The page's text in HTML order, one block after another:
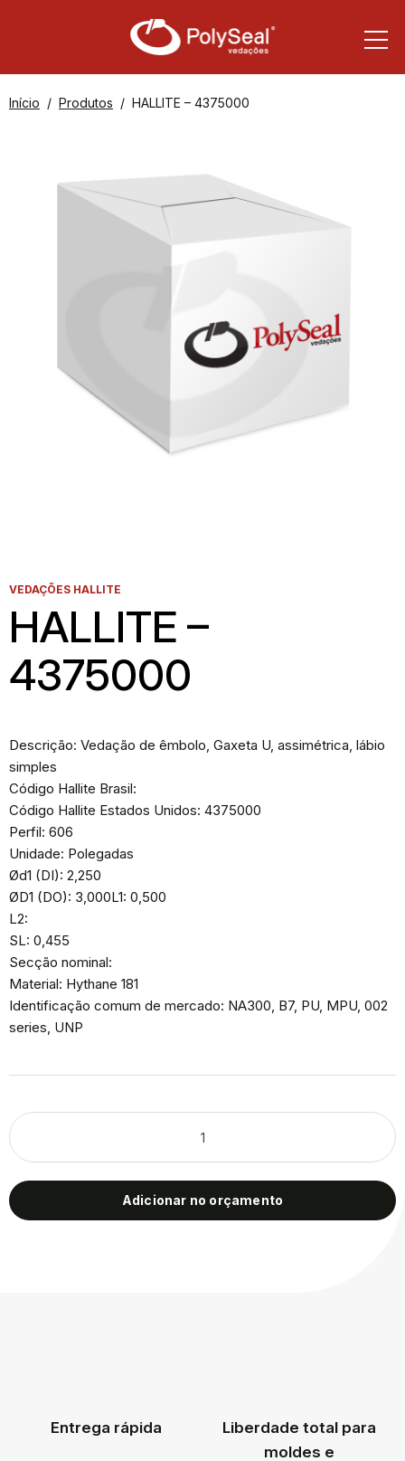
Início Produtos HALLITE – 4375000
VEDAÇÕES HALLITE
HALLITE –
4375000
Descrição: Vedação de êmbolo, Gaxeta U, assimétrica, lábio
simples
Código Hallite Brasil:
Código Hallite Estados Unidos: 4375000
Perfil: 606
Unidade: Polegadas
Ød1 (DI): 2,250
ØD1 (DO): 3,000L1: 0,500
L2:
SL: 0,455
Secção nominal:
Material: Hythane 181
Identificação comum de mercado: NA300, B7, PU, MPU, 002
series, UNP
Adicionar no orçamento
Entrega rápida
Liberdade total para
moldes e